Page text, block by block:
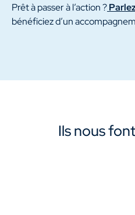
Prêt à passer à l’action ?
bénéficiez d’un
Ils nous